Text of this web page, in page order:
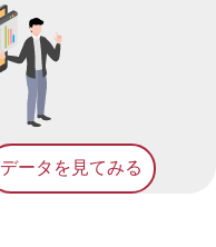
データを見てみる